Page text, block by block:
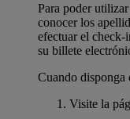
Para poder
conocer los
efectuar el
su billete
Cuando disponga
Visite la